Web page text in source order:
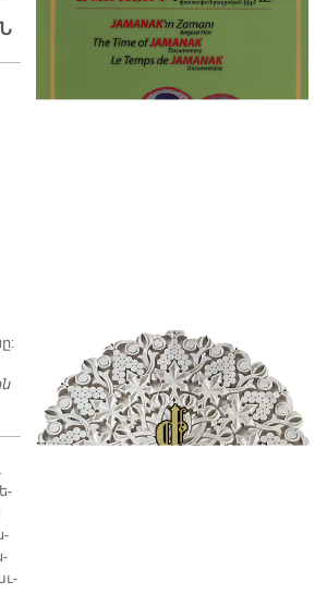
ԱՏՐՊԷՅՃԱՆԸ
ՖրանսԱՀԱՅՈՑ ԹԵՄԸ ԱՇՆԱՆ ՊԻՏԻ